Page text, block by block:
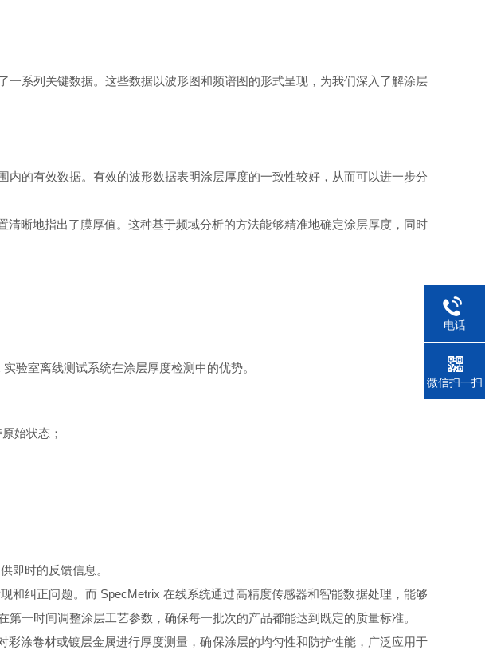
系列关键数据。这些数据以波形图和频谱图的形式呈现，为我们深入了解涂层
的有效数据。有效的波形数据表明涂层厚度的一致性较好，从而可以进一步分
晰地指出了膜厚值。这种基于频域分析的方法能够精准地确定涂层厚度，同时
验室离线测试系统在涂层厚度检测中的优势。
始状态；
即时的反馈信息。
纠正问题。而 SpecMetrix 在线系统通过高精度传感器和智能数据处理，能够
一时间调整涂层工艺参数，确保每一批次的产品都能达到既定的质量标准。
涂卷材或镀层金属进行厚度测量，确保涂层的均匀性和防护性能，广泛应用于
电话
微信扫一扫